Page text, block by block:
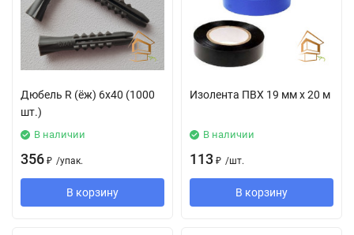
Дюбель R (ёж) 6х40 (1000
шт.)
В наличии
356 ₽ /упак.
В корзину
Изолента ПВХ 19 мм х 20 м
В наличии
113 ₽ /шт.
В корзину